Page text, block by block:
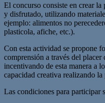
El concurso consiste en crear
y disfrutado, utilizando
ejemplo: alimentos no
plasticola, afiche, etc.).
Con esta actividad se propone
comprensión a través del placer
incentivando de esta manera a
capacidad creativa realizando
Las condiciones para participar